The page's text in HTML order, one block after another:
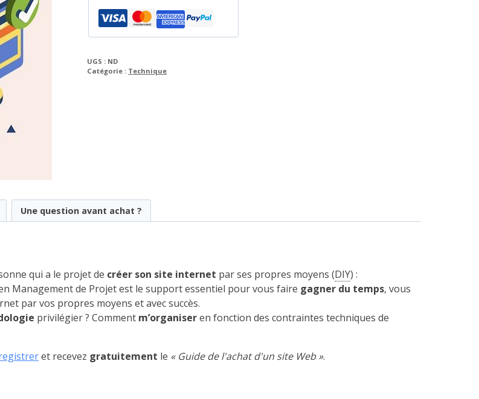
UGS : ND
Catégorie : Technique
Une question avant achat ?
qui a le projet de créer son site internet par ses propres moyens (DIY) :
Management de Projet est le support essentiel pour vous faire gagner du temps, vous
par vos propres moyens et avec succès.
privilégier ? Comment m’organiseren fonction des contraintes techniques de
et recevez gratuitement le « Guide de l'achat d'un site Web ».